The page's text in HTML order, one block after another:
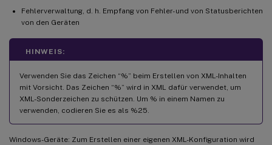
Fehlerverwaltung, d. h. Empfang von Fehler- und von Statusberichten
von den Geräten
HINWEIS:
Verwenden Sie das Zeichen “%” beim Erstellen von XML-Inhalten
mit Vorsicht. Das Zeichen “%” wird in XML dafür verwendet, um
XML-Sonderzeichen zu schützen. Um % in einem Namen zu
verwenden, codieren Sie es als %25.
Windows-Geräte: Zum Erstellen einer eigenen XML-Konfiguration wird